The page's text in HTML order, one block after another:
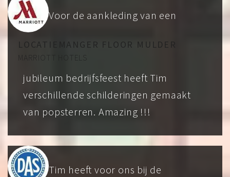
LOCATIEMANGER FLOOR MULDER
MARRIOTT HOTELS
Voor de aankleding van een
jubileum bedrijfsfeest heeft Tim
verschillende schilderingen gemaakt
van popsterren. Amazing !!!
Tim heeft voor ons bij de